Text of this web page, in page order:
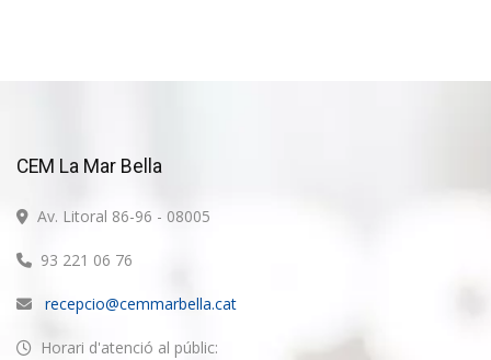
CEM La Mar Bella
Av. Litoral 86-96 - 08005
93 221 06 76
recepcio@cemmarbella.cat
Horari d'atenció al públic: